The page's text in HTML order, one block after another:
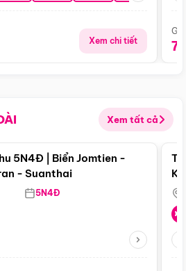
Xem chi tiết
Xem tất cả
Điểm nổi bật
5N4Đ | Biển Jomtien -
- Suanthai
5N4Đ